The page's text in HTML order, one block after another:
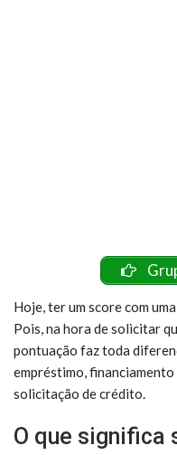
Hoje, ter um score com
Pois, na hora de solicitar
pontuação faz toda
empréstimo,
solicitação de crédito.
O que significa